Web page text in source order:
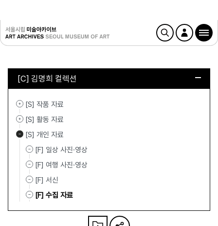
[C] 김명희 컬렉션
[S] 작품 자료
[S] 활동 자료
[S] 개인 자료
[F] 일상 사진·영상
[F] 여행 사진·영상
[F] 서신
[F] 수집 자료